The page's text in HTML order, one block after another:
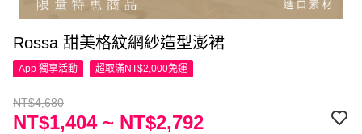
Rossa 甜美格紋網紗造型澎裙
App 獨享活動 超取滿NT$2,000免運
NT$4,680
NT$1,404 ~ NT$2,792